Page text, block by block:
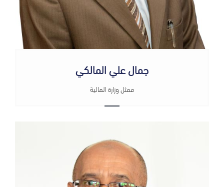
جمال علي المالكي
ممثل وزارة المالية